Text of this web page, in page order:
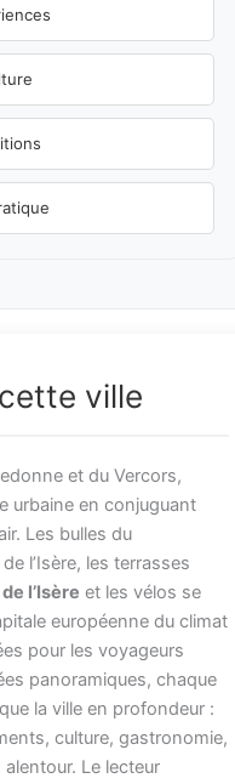
ville
et du Vercors,
urbaine en conjuguant
Les bulles du
l’Isère, les terrasses
l’Isère et les vélos se
européenne du climat
pour les voyageurs
panoramiques, chaque
la ville en profondeur :
culture, gastronomie,
Le lecteur